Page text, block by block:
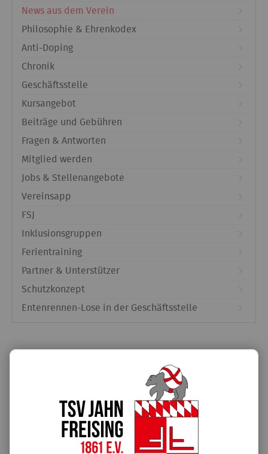
News aus dem Verein
Philosophie & Ehrenkodex
Anti-Doping
Chronik
Geschäftsstelle
Kursangebot
Beiträge und Gebühren
Fragen & Antworten
Mitglied werden
Jobs & Stellenangebote
Vereinsapp
FSJ
Inklusionsgruppen
Ferientraining
Partner & Unterstützer
Schutzkonzept
Entenrennen-Lose in der Geschäftsstelle
Sabotage an Osterhasenjagd 2026
02.04.2026